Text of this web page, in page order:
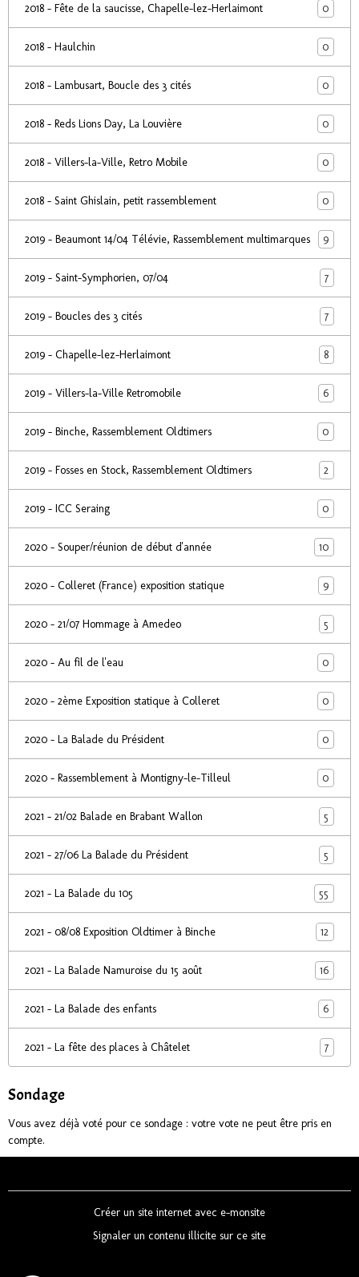
2018 - Fête de la saucisse, Chapelle-lez-Herlaimont 0
2018 - Haulchin 0
2018 - Lambusart, Boucle des 3 cités 0
2018 - Reds Lions Day, La Louvière 0
2018 - Villers-la-Ville, Retro Mobile 0
2018 - Saint Ghislain, petit rassemblement 0
2019 - Beaumont 14/04 Télévie, Rassemblement multimarques 9
2019 - Saint-Symphorien, 07/04 7
2019 - Boucles des 3 cités 7
2019 - Chapelle-lez-Herlaimont 8
2019 - Villers-la-Ville Retromobile 6
2019 - Binche, Rassemblement Oldtimers 0
2019 - Fosses en Stock, Rassemblement Oldtimers 2
2019 - ICC Seraing 0
2020 - Souper/réunion de début d'année 10
2020 - Colleret (France) exposition statique 9
2020 - 21/07 Hommage à Amedeo 5
2020 - Au fil de l'eau 0
2020 - 2ème Exposition statique à Colleret 0
2020 - La Balade du Président 0
2020 - Rassemblement à Montigny-le-Tilleul 0
2021 - 21/02 Balade en Brabant Wallon 5
2021 - 27/06 La Balade du Président 5
2021 - La Balade du 105 55
2021 - 08/08 Exposition Oldtimer à Binche 12
2021 - La Balade Namuroise du 15 août 16
2021 - La Balade des enfants 6
2021 - La fête des places à Châtelet 7
Sondage
Vous avez déjà voté pour ce sondage : votre vote ne peut être pris en
compte.
Créer un site internet avec e-monsite
Signaler un contenu illicite sur ce site